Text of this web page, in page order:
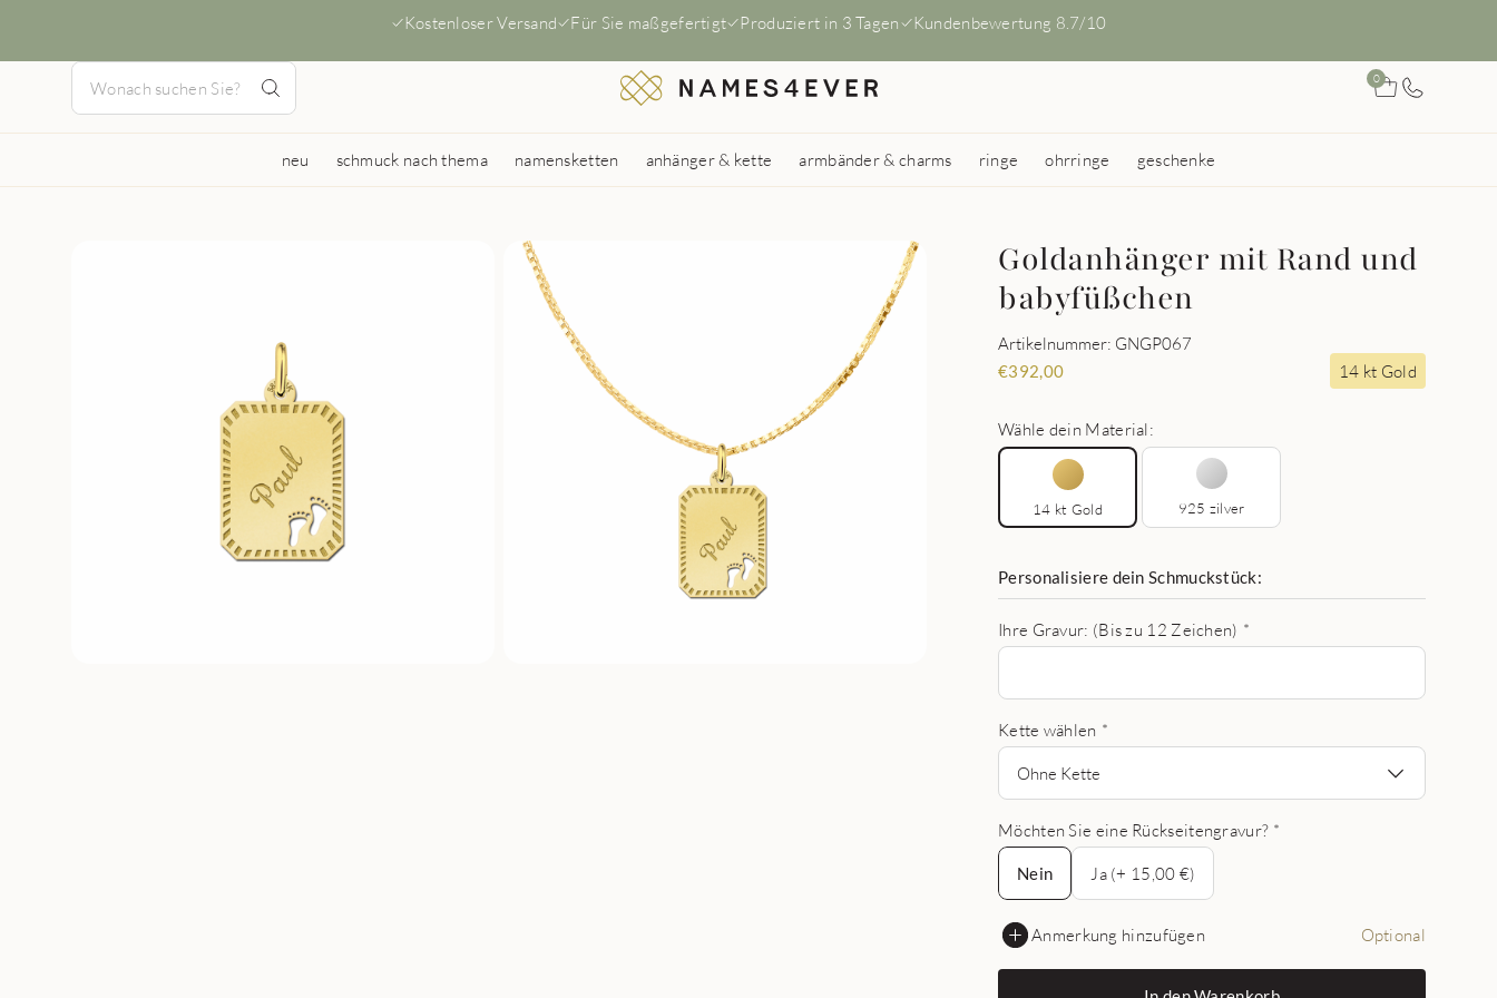
Kostenloser Versand Für Sie maßgefertigt Produziert in 3 Tagen Kundenbewertung 8.7/10
0
neu schmuck nach thema namensketten anhänger & kette armbänder & charms ringe ohrringe geschenke
Goldanhänger mit Rand und
babyfüßchen
Artikelnummer: GNGP067
€392,00 14 kt Gold
Wähle dein Material:
14 kt Gold 925 zilver
Personalisiere dein Schmuckstück:
Ihre Gravur: (Bis zu 12 Zeichen) *
Kette wählen *
Ohne Kette
Möchten Sie eine Rückseitengravur? *
Nein
Nein
Ja (+ 15,00 €)
Anmerkung hinzufügen Optional